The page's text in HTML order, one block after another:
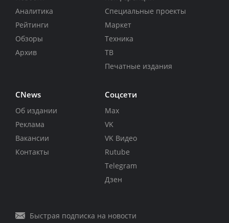
Аналитика
Рейтинги
Обзоры
Архив
Специальные проекты
Маркет
Техника
ТВ
Печатные издания
CNews
Об издании
Реклама
Вакансии
Контакты
Соцсети
Max
VK
VK Видео
Rutube
Telegram
Дзен
Быстрая подписка на новости